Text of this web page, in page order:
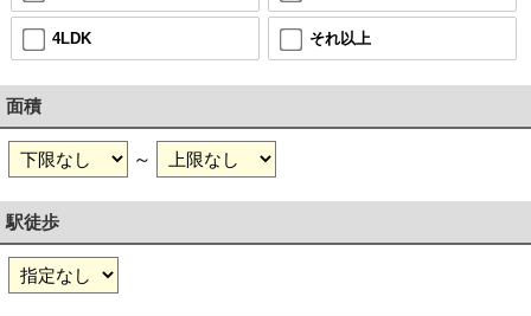
4LDK それ以上
面積
～
駅徒歩